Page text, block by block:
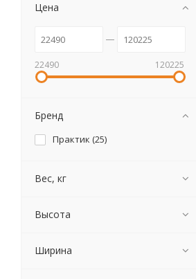
Цена
22490 120225
Бренд
Практик (25)
Вес, кг
Высота
Ширина